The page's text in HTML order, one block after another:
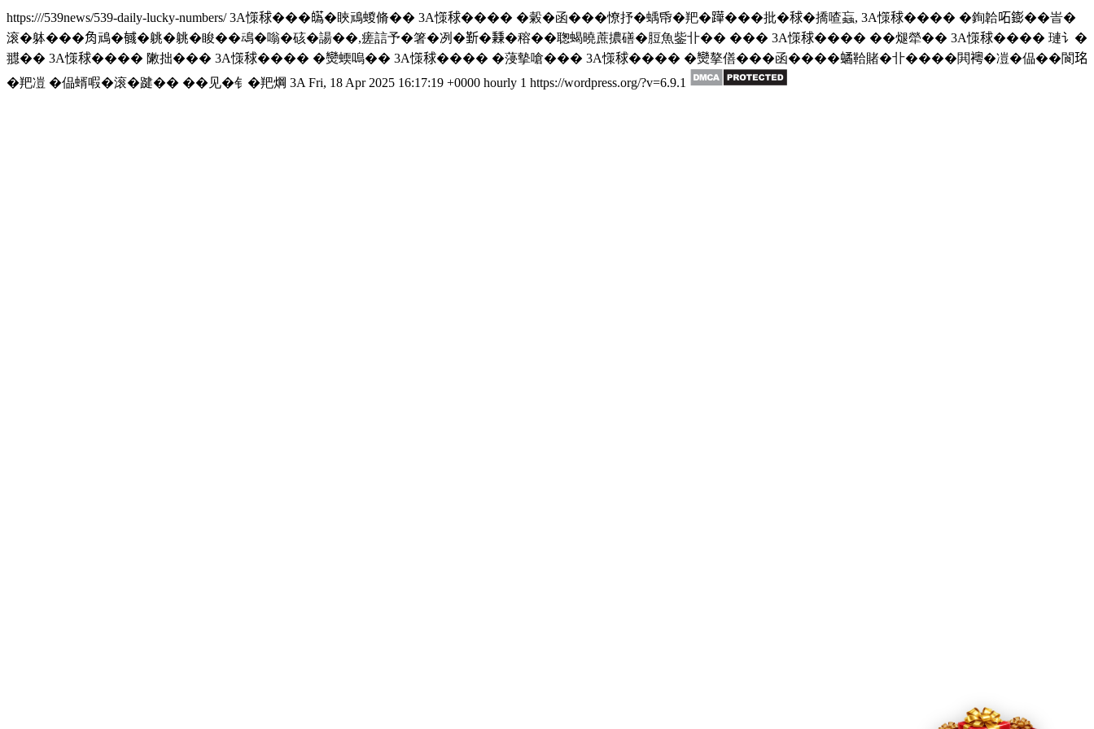
https:///539news/539-daily-lucky-numbers/3A憡𥟇���𤾸�䀹䲮蝬脩�� 3A憡𥟇���� �糓�函���憭抒�蝺帋�羓�𨅯���批�𥟇�撟喳蝱, 3A憡𥟇���� �銁韐𠰴𨭌��峕�
滚�躰���𧢲䲮�𢒰�䠷�䠷�睃��䲰�嗡�硋�諹��,瘥誩予�箸�冽�𣂷�𥡝�穃��聦蝎曉蔗擃磰�脰魚鈭卝�� ��� 3A憡𥟇���� ��煺犖�� 3A憡𥟇���� 璉讠�
䎚�� 3A憡𥟇���� 敶拙��� 3A憡𥟇���� �𤓖蝡嗚�� 3A憡𥟇���� �蓡摰嗆��� 3A憡𥟇���� �𤓖摮僐���函����𧑐鞈賭�卝����閧𧞄�凒�偘��閬𤥁
�羓凒 �偘蝑㗇�滚�踺�� ��见�钅�羓焵 3A Fri, 18 Apr 2025 16:17:19 +0000 hourly 1 https://wordpress.org/?v=6.9.1